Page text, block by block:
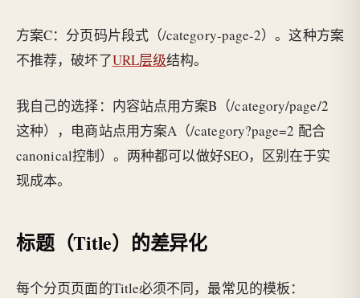
方案C：分页码片段式（/category-page-2）。这种方案
不推荐，破坏了URL层级结构。
我自己的选择：内容站点用方案B（/category/page/2
这种），电商站点用方案A（/category?page=2 配合
canonical控制）。两种都可以做好SEO，区别在于实
现成本。
标题（Title）的差异化
每个分页页面的Title必须不同，最常见的模板：